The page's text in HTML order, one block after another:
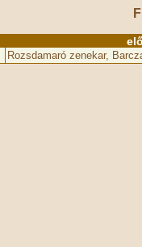
Rozsdamaró zenekar,